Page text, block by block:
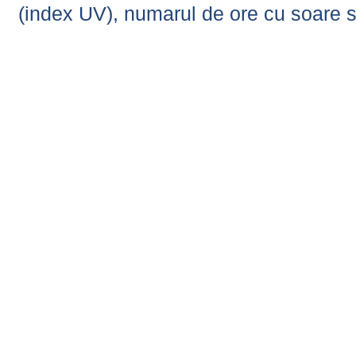
(index UV), numarul de ore cu soare